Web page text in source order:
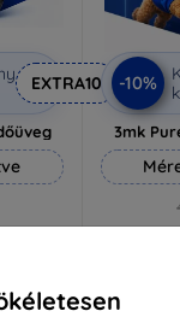
EXTRA10 -10%
3mk